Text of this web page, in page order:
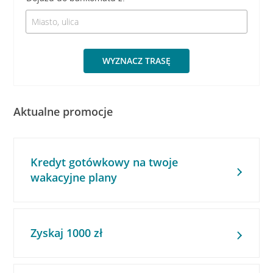
WYZNACZ TRASĘ
Aktualne promocje
Kredyt gotówkowy na twoje
wakacyjne plany
Zyskaj 1000 zł